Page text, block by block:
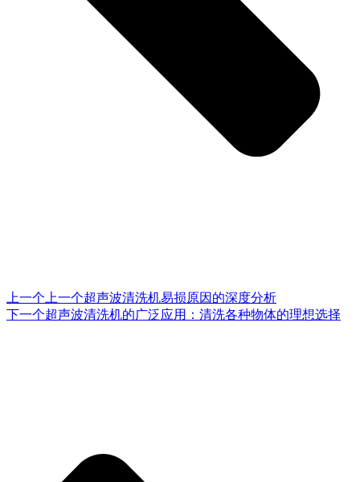
上一个 上一个超声波清洗机易损原因的深度分析
下一个超声波清洗机的广泛应用：清洗各种物体的理想选择